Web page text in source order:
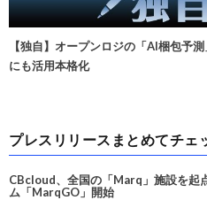
【独自】オープンロジの「AI梱包予
にも活用本格化
プレスリリースまとめてチェ
CBcloud、全国の「Marq」施設を起
ム「MarqGO」開始